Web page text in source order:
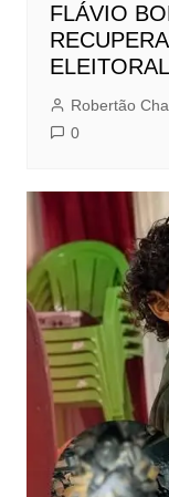
FLÁVIO
ELEITORAL
Robertão
0